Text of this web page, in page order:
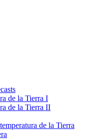
de la Tierra I
de la Tierra II
de la Tierra